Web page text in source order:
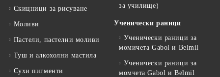
Скицници за рисуване
Моливи
Пастели, пастелни моливи
Туш и алкохолни мастила
Сухи пигменти
за училище)
Ученически раници
Ученически раници за
момичета Gabol и Belmil
Ученически раници за
момчета Gabol и Belmil